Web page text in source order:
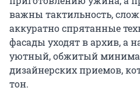
важны тактильность,
аккуратно спрятанные
фасады уходят в архив, а
уютный, обжитый
дизайнерских приемов,
тон.